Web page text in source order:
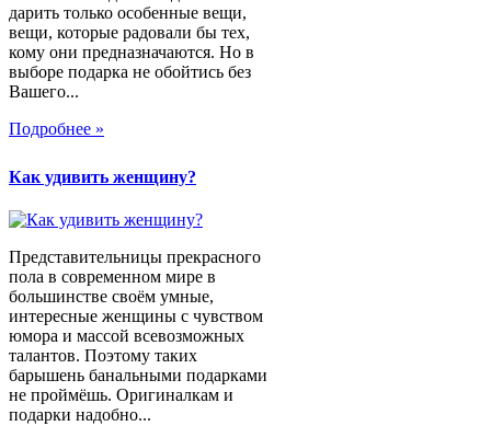
дарить только особенные вещи,
вещи, которые радовали бы тех,
кому они предназначаются. Но в
выборе подарка не обойтись без
Вашего...
Подробнее »
Как удивить женщину?
Представительницы прекрасного
пола в современном мире в
большинстве своём умные,
интересные женщины с чувством
юмора и массой всевозможных
талантов. Поэтому таких
барышень банальными подарками
не проймёшь. Оригиналкам и
подарки надобно...